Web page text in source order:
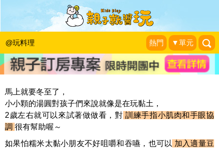
@玩料理 熱門 ▼單元
創意湯圓看過來，和孩子一起做一碗湯
圓吧～
KidsPlay編輯室|2020-12-21
馬上就要冬至了，
小小顆的湯圓對孩子們來說就像是在玩黏土，
2歲左右就可以來試著做做看，對 訓練手指小肌肉和手眼協
調 很有幫助喔～
如果怕糯米太黏小朋友不好咀嚼和吞嚥，也可以 加入適量豆